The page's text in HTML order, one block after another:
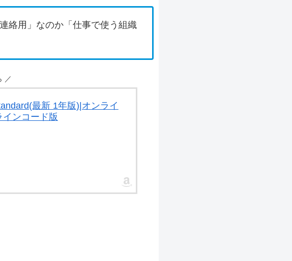
絡用」なのか「仕事で使う組織
／
最新 1年版)|オンライ
ンコード版